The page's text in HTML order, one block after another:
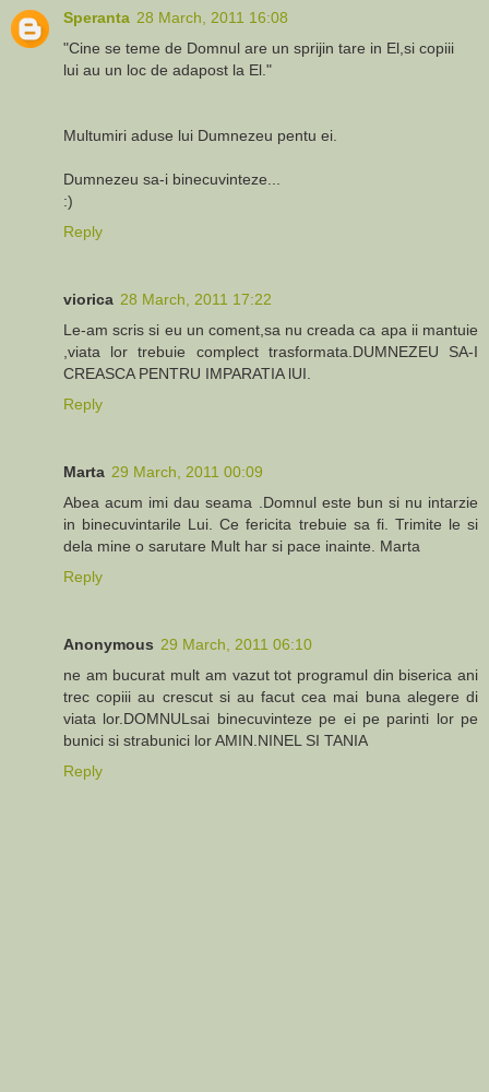
Speranta 28 March, 2011 16:08
"Cine se teme de Domnul are un sprijin tare in El,si copiii
lui au un loc de adapost la El."
Multumiri aduse lui Dumnezeu pentu ei.
Dumnezeu sa-i binecuvinteze...
:)
Reply
viorica 28 March, 2011 17:22
Le-am scris si eu un coment,sa nu creada ca apa ii mantuie
,viata lor trebuie complect trasformata.DUMNEZEU SA-I
CREASCA PENTRU IMPARATIA lUI.
Reply
Marta 29 March, 2011 00:09
Abea acum imi dau seama .Domnul este bun si nu intarzie
in binecuvintarile Lui. Ce fericita trebuie sa fi. Trimite le si
dela mine o sarutare Mult har si pace inainte. Marta
Reply
Anonymous 29 March, 2011 06:10
ne am bucurat mult am vazut tot programul din biserica ani
trec copiii au crescut si au facut cea mai buna alegere di
viata lor.DOMNULsai binecuvinteze pe ei pe parinti lor pe
bunici si strabunici lor AMIN.NINEL SI TANIA
Reply